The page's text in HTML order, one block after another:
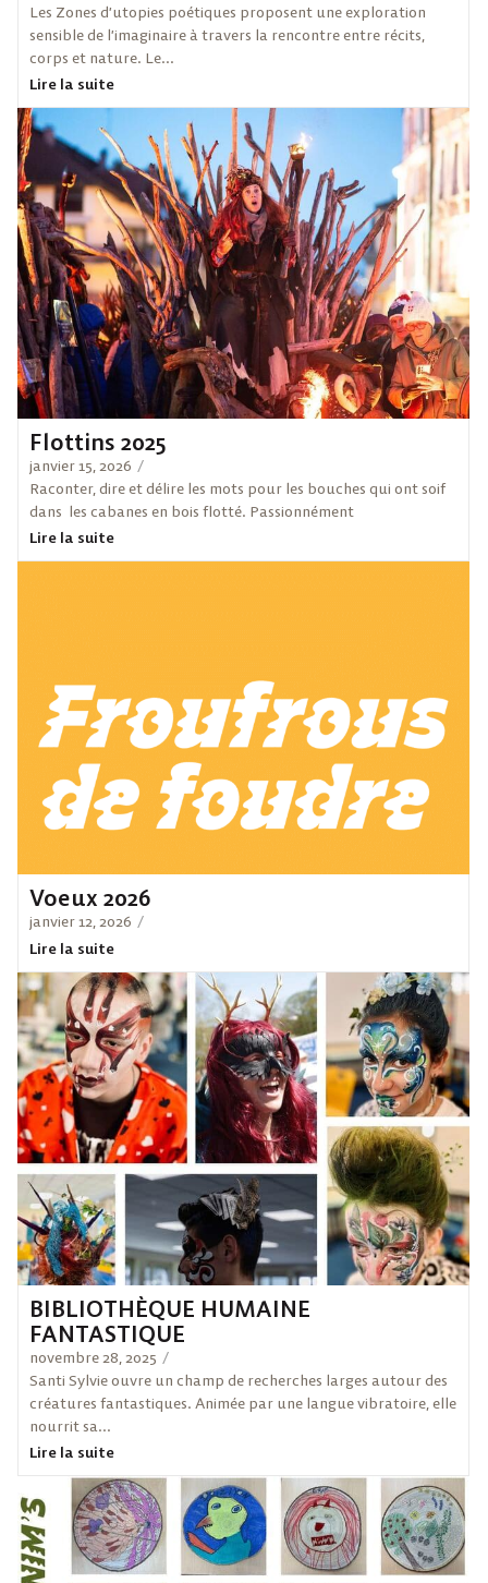
Les Zones d’utopies poétiques proposent une exploration
sensible de l’imaginaire à travers la rencontre entre récits,
corps et nature. Le...
Lire la suite
Flottins 2025
janvier 15, 2026 /
Raconter, dire et délire les mots pour les bouches qui ont soif
dans les cabanes en bois flotté. Passionnément
Lire la suite
Voeux 2026
janvier 12, 2026 /
Lire la suite
BIBLIOTHÈQUE HUMAINE
FANTASTIQUE
novembre 28, 2025 /
Santi Sylvie ouvre un champ de recherches larges autour des
créatures fantastiques. Animée par une langue vibratoire, elle
nourrit sa...
Lire la suite